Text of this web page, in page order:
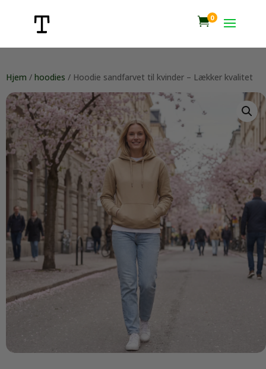
0
Hjem / hoodies / Hoodie sandfarvet til kvinder – Lækker kvalitet